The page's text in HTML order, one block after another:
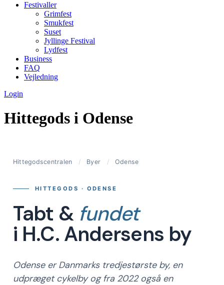
Festivaller
Grimfest
Smukfest
Suset
Jyllinge Festival
Lydfest
Business
FAQ
Vejledning
Login
Hittegods i Odense
Hittegodscentralen / Byer / Odense
HITTEGODS · ODENSE
Tabt & fundet
i H.C. Andersens by
Odense er Danmarks tredjestørste by, en
udpræget cykelby og fra 2022 også en